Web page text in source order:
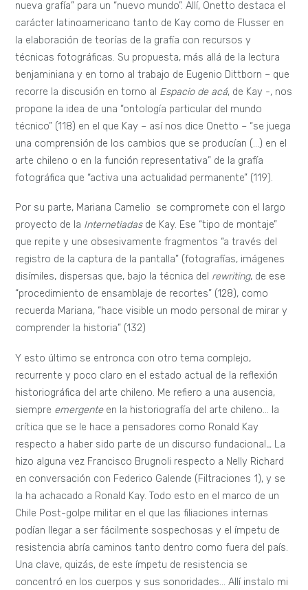
nueva grafía” para un “nuevo mundo”. Allí, Onetto destaca el
carácter latinoamericano tanto de Kay como de Flusser en
la elaboración de teorías de la grafía con recursos y
técnicas fotográficas. Su propuesta, más allá de la lectura
benjaminiana y en torno al trabajo de Eugenio Dittborn – que
recorre la discusión en torno al Espacio de acá, de Kay -, nos
propone la idea de una “ontología particular del mundo
técnico” (118) en el que Kay – así nos dice Onetto – “se juega
una comprensión de los cambios que se producían (…) en el
arte chileno o en la función representativa” de la grafía
fotográfica que “activa una actualidad permanente” (119).
Por su parte, Mariana Camelio se compromete con el largo
proyecto de la Internetiadasde Kay. Ese “tipo de montaje”
que repite y une obsesivamente fragmentos “a través del
registro de la captura de la pantalla” (fotografías, imágenes
disímiles, dispersas que, bajo la técnica del rewriting, de ese
“procedimiento de ensamblaje de recortes” (128), como
recuerda Mariana, “hace visible un modo personal de mirar y
comprender la historia” (132)
Y esto último se entronca con otro tema complejo,
recurrente y poco claro en el estado actual de la reflexión
historiográfica del arte chileno. Me refiero a una ausencia,
siempre emergenteen la historiografía del arte chileno… la
crítica que se le hace a pensadores como Ronald Kay
respecto a haber sido parte de un discurso fundacional … La
hizo alguna vez Francisco Brugnoli respecto a Nelly Richard
en conversación con Federico Galende (Filtraciones 1), y se
la ha achacado a Ronald Kay. Todo esto en el marco de un
Chile Post-golpe militar en el que las filiaciones internas
podían llegar a ser fácilmente sospechosas y el ímpetu de
resistencia abría caminos tanto dentro como fuera del país.
Una clave, quizás, de este ímpetu de resistencia se
concentró en los cuerpos y sus sonoridades… Allí instalo mi